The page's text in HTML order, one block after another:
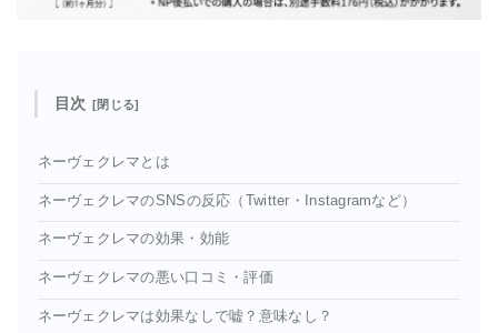
目次
ネーヴェクレマとは
ネーヴェクレマのSNSの反応（Twitter・Instagramなど）
ネーヴェクレマの効果・効能
ネーヴェクレマの悪い口コミ・評価
ネーヴェクレマは効果なしで嘘？意味なし？